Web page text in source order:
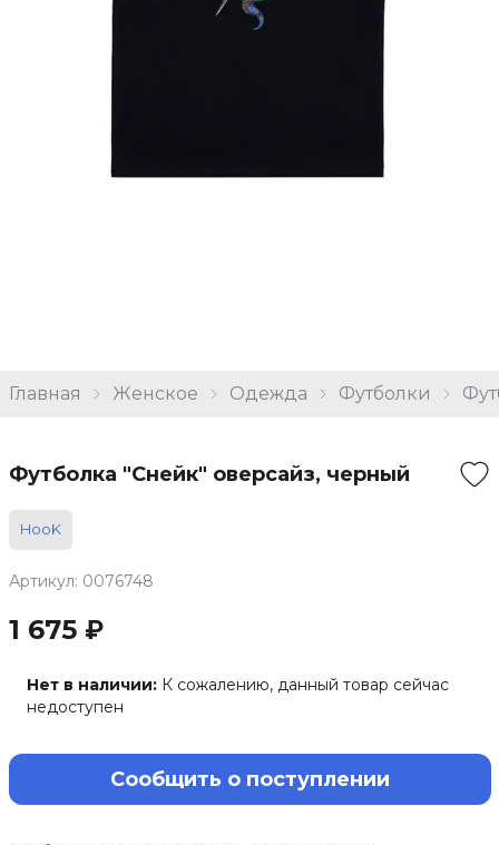
Главная Женское Одежда Футболки
Футболка "Снейк" оверсайз, черный
HooK
Артикул: 0076748
1 675 ₽
Нет в наличии: К сожалению, данный товар сейчас
недоступен
Сообщить о поступлении